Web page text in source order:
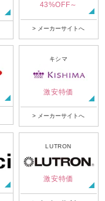
43%OFF～
> メーカーサイトへ
キシマ
激安特価
> メーカーサイトへ
LUTRON
激安特価